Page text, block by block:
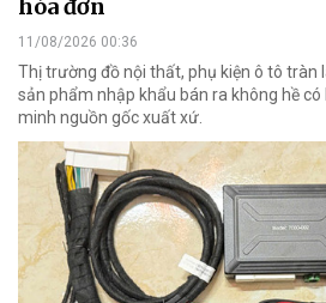
hóa đơn
11/08/2026 00:36
Thị trường đồ nội thất, phụ kiện ô tô tràn
sản phẩm nhập khẩu bán ra không hề
minh nguồn gốc xuất xứ.